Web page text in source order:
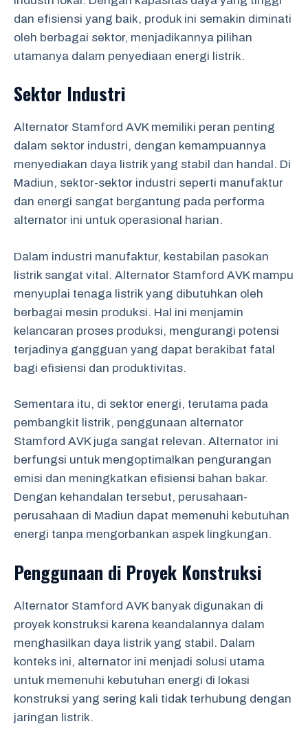
dan efisiensi yang baik, produk ini semakin diminati
oleh berbagai sektor, menjadikannya pilihan
utamanya dalam penyediaan energi listrik.
Sektor Industri
Alternator Stamford AVK memiliki peran penting
dalam sektor industri, dengan kemampuannya
menyediakan daya listrik yang stabil dan handal. Di
Madiun, sektor-sektor industri seperti manufaktur
dan energi sangat bergantung pada performa
alternator ini untuk operasional harian.
Dalam industri manufaktur, kestabilan pasokan
listrik sangat vital. Alternator Stamford AVK mampu
menyuplai tenaga listrik yang dibutuhkan oleh
berbagai mesin produksi. Hal ini menjamin
kelancaran proses produksi, mengurangi potensi
terjadinya gangguan yang dapat berakibat fatal
bagi efisiensi dan produktivitas.
Sementara itu, di sektor energi, terutama pada
pembangkit listrik, penggunaan alternator
Stamford AVK juga sangat relevan. Alternator ini
berfungsi untuk mengoptimalkan pengurangan
emisi dan meningkatkan efisiensi bahan bakar.
Dengan kehandalan tersebut, perusahaan-
perusahaan di Madiun dapat memenuhi kebutuhan
energi tanpa mengorbankan aspek lingkungan.
Penggunaan di Proyek Konstruksi
Alternator Stamford AVK banyak digunakan di
proyek konstruksi karena keandalannya dalam
menghasilkan daya listrik yang stabil. Dalam
konteks ini, alternator ini menjadi solusi utama
untuk memenuhi kebutuhan energi di lokasi
konstruksi yang sering kali tidak terhubung dengan
jaringan listrik.